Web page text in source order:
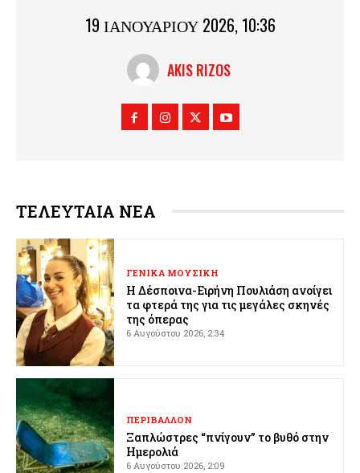
19 ΙΑΝΟΥΑΡΊΟΥ 2026, 10:36
AKIS RIZOS
ΤΕΛΕΥΤΑΙΑ ΝΕΑ
ΓΕΝΙΚΑ ΜΟΥΣΙΚΗ
Η Δέσποινα-Ειρήνη Πουλιάση ανοίγει
τα φτερά της για τις μεγάλες σκηνές
της όπερας
6 Αυγούστου 2026, 2:34
ΠΕΡΙΒΑΛΛΟΝ
Ξαπλώστρες “πνίγουν” το βυθό στην
Ημερολιά
6 Αυγούστου 2026, 2:09